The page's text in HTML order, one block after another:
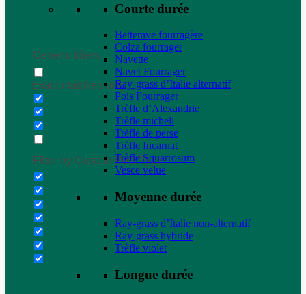
Generic filters
Exact matches only
Filter by Custom Post Type
Courte durée
Betterave fourragère
Colza fourrager
Navette
Navet Fourrager
Ray-grass d’Italie alternatif
Pois Fourrager
Trèfle d’Alexandrie
Trèfle micheli
Trèfle de perse
Trèfle Incarnat
Trèfle Squarrosum
Vesce velue
Moyenne durée
Ray-grass d’Italie non-alternatif
Ray-grass hybride
Trèfle violet
Longue durée